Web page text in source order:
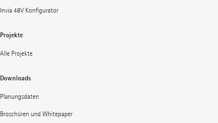
Invia 48V Konfigurator
Projekte
Alle Projekte
Downloads
Planungsdaten
Broschüren und Whitepaper